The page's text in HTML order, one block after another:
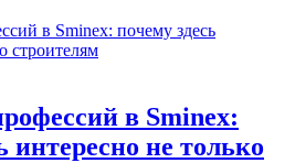
в Sminex:
интересно не только